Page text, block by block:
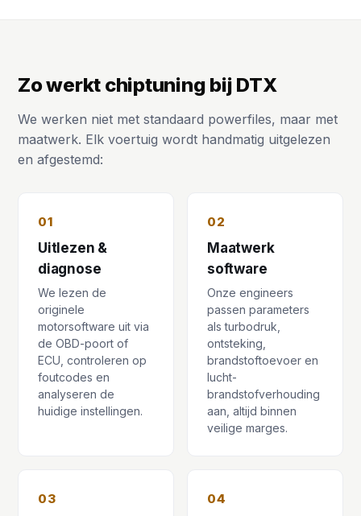
Zo werkt chiptuning bij DTX
We werken niet met standaard powerfiles, maar met
maatwerk. Elk voertuig wordt handmatig uitgelezen
en afgestemd:
01
Uitlezen &
diagnose
We lezen de
originele
motorsoftware uit via
de OBD-poort of
ECU, controleren op
foutcodes en
analyseren de
huidige instellingen.
02
Maatwerk
software
Onze engineers
passen parameters
als turbodruk,
ontsteking,
brandstoftoevoer en
lucht-
brandstofverhouding
aan, altijd binnen
veilige marges.
03 04